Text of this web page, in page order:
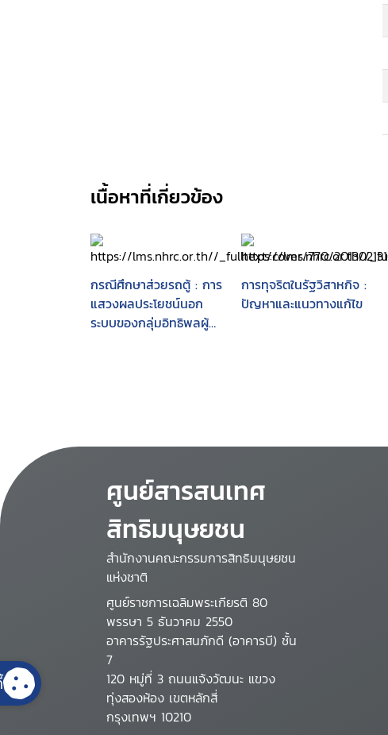
เนื้อหาที่เกี่ยวข้อง
กรณีศึกษาส่วยรถตู้ : การ
แสวงผลประโยชน์นอก
ระบบของกลุ่มอิทธิพลผู้
การทุจริตในรัฐวิสาหกิจ :
ปัญหาและแนวทางแก้ไข
ศูนย์สารสนเทศ
สิทธิมนุษยชน
สำนักงานคณะกรรมการสิทธิมนุษยชน
แห่งชาติ
ศูนย์ราชการเฉลิมพระเกียรติ 80
พรรษา 5 ธันวาคม 2550
อาคารรัฐประศาสนภักดี (อาคารบี) ชั้น
7
120 หมู่ที่ 3 ถนนแจ้งวัฒนะ แขวง
ทุ่งสองห้อง เขตหลักสี่
กรุงเทพฯ 10210